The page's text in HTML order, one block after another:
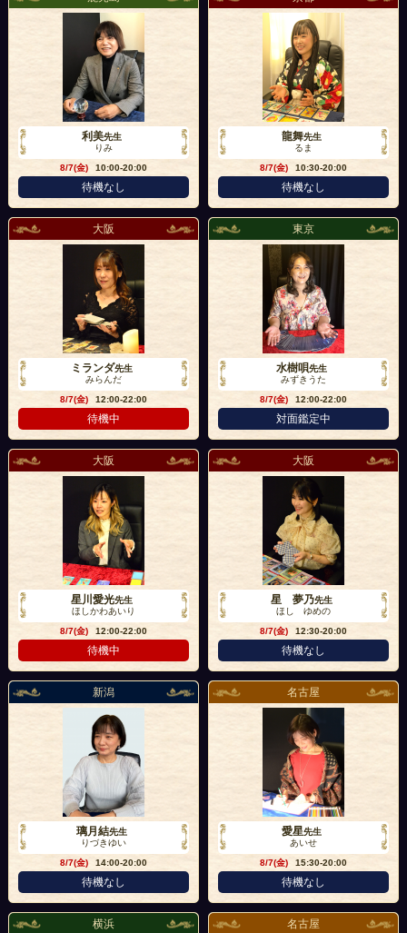
利美先生
りみ
8/7(金)
10:00-20:00
待機なし
龍舞先生
るま
8/7(金)
10:30-20:00
待機なし
大阪
ミランダ先生
みらんだ
8/7(金)
12:00-22:00
待機中
東京
水樹唄先生
みずきうた
8/7(金)
12:00-22:00
対面鑑定中
大阪
星川愛光先生
ほしかわあいり
8/7(金)
12:00-22:00
待機中
大阪
星 夢乃先生
ほし ゆめの
8/7(金)
12:30-20:00
待機なし
新潟
璃月結先生
りづきゆい
8/7(金)
14:00-20:00
待機なし
名古屋
愛星先生
あいせ
8/7(金)
15:30-20:00
待機なし
横浜 名古屋